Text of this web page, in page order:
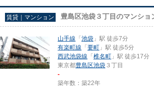
賃貸｜マンション 豊島区池袋３丁目のマンショ
山手線 「 池袋 」駅 徒歩7分
有楽町線 「 要町 」駅 徒歩5分
西武池袋線 「 椎名町 」駅 徒歩17分
東京都豊島区池袋 ３丁目
-
築年数：築22年